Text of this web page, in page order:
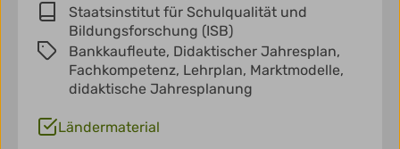
Staatsinstitut für Schulqualität und
Bildungsforschung (ISB)
Bankkaufleute, Didaktischer Jahresplan,
Fachkompetenz, Lehrplan, Marktmodelle,
didaktische Jahresplanung
Ländermaterial